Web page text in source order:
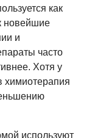
как
новейшие
и
часто
Хотя у
химиотерапия
используют